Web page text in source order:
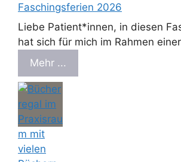
Faschingsferien 2026
Liebe Patient*innen, in diesen
hat sich für mich im Rahmen
Mehr ...